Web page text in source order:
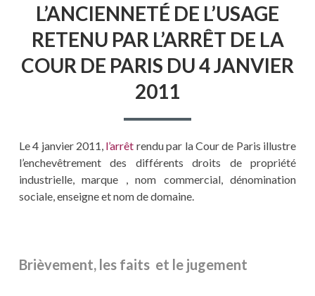
L’ANCIENNETÉ DE L’USAGE
RETENU PAR L’ARRÊT DE LA
COUR DE PARIS DU 4 JANVIER
2011
Le 4 janvier 2011, l’arrêt rendu par la Cour de Paris illustre
l’enchevêtrement des différents droits de propriété
industrielle, marque , nom commercial, dénomination
sociale, enseigne et nom de domaine.
Brièvement, les faits et le jugement